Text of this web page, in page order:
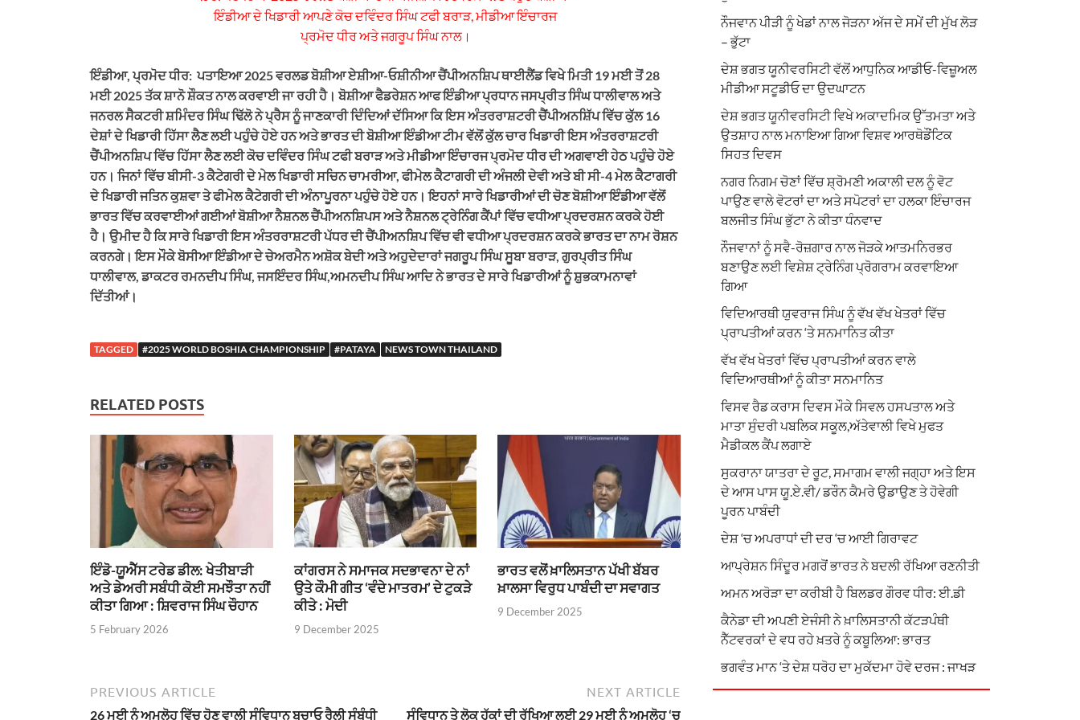
ਇੰਡੀਆ ਦੇ ਖਿਡਾਰੀ ਆਪਣੇ ਕੋਚ ਦਵਿੰਦਰ ਸਿੰਘ ਟਫੀ ਬਰਾੜ, ਮੀਡੀਆ ਇੰਚਾਰਜ
ਪ੍ਰਮੋਦ ਧੀਰ ਅਤੇ ਜਗਰੂਪ ਸਿੰਘ ਨਾਲ।
ਇੰਡੀਆ, ਪ੍ਰਮੋਦ ਧੀਰ: ਪਤਾਇਆ 2025 ਵਰਲਡ ਬੋਸ਼ੀਆ ਏਸ਼ੀਆ-ਓਸ਼ੀਨੀਆ ਚੈਂਪੀਅਨਸ਼ਿਪ ਥਾਈਲੈਂਡ ਵਿਖੇ ਮਿਤੀ 19 ਮਈ ਤੋਂ 28
ਮਈ 2025 ਤੱਕ ਸ਼ਾਨੋ ਸ਼ੌਕਤ ਨਾਲ ਕਰਵਾਈ ਜਾ ਰਹੀ ਹੈ। ਬੋਸ਼ੀਆ ਫੈਡਰੇਸ਼ਨ ਆਫ ਇੰਡੀਆ ਪ੍ਰਧਾਨ ਜਸਪ੍ਰੀਤ ਸਿੰਘ ਧਾਲੀਵਾਲ ਅਤੇ
ਜਨਰਲ ਸੈਕਟਰੀ ਸ਼ਮਿੰਦਰ ਸਿੰਘ ਢਿੱਲੋ ਨੇ ਪ੍ਰੈਸ ਨੂੰ ਜਾਣਕਾਰੀ ਦਿੰਦਿਆਂ ਦੱਸਿਆ ਕਿ ਇਸ ਅੰਤਰਰਾਸ਼ਟਰੀ ਚੈਂਪੀਅਨਸ਼ਿੱਪ ਵਿੱਚ ਕੁੱਲ 16
ਦੇਸ਼ਾਂ ਦੇ ਖਿਡਾਰੀ ਹਿੱਸਾ ਲੈਣ ਲਈ ਪਹੁੰਚੇ ਹੋਏ ਹਨ ਅਤੇ ਭਾਰਤ ਦੀ ਬੋਸ਼ੀਆ ਇੰਡੀਆ ਟੀਮ ਵੱਲੋਂ ਕੁੱਲ ਚਾਰ ਖਿਡਾਰੀ ਇਸ ਅੰਤਰਰਾਸ਼ਟਰੀ
ਚੈਂਪੀਅਨਸ਼ਿਪ ਵਿੱਚ ਹਿੱਸਾ ਲੈਣ ਲਈ ਕੋਚ ਦਵਿੰਦਰ ਸਿੰਘ ਟਫੀ ਬਰਾੜ ਅਤੇ ਮੀਡੀਆ ਇੰਚਾਰਜ ਪ੍ਰਮੋਦ ਧੀਰ ਦੀ ਅਗਵਾਈ ਹੇਠ ਪਹੁੰਚੇ ਹੋਏ
ਹਨ। ਜਿਨਾਂ ਵਿੱਚ ਬੀਸੀ-3 ਕੈਟੇਗਰੀ ਦੇ ਮੇਲ ਖਿਡਾਰੀ ਸਚਿਨ ਚਾਮਰੀਆ, ਫੀਮੇਲ ਕੈਟਾਗਰੀ ਦੀ ਅੰਜਲੀ ਦੇਵੀ ਅਤੇ ਬੀ ਸੀ-4 ਮੇਲ ਕੈਟਾਗਰੀ
ਦੇ ਖਿਡਾਰੀ ਜਤਿਨ ਕੁਸ਼ਵਾ ਤੇ ਫੀਮੇਲ ਕੈਟੇਗਰੀ ਦੀ ਅੰਨਾਪੂਰਨਾ ਪਹੁੰਚੇ ਹੋਏ ਹਨ। ਇਹਨਾਂ ਸਾਰੇ ਖਿਡਾਰੀਆਂ ਦੀ ਚੋਣ ਬੋਸ਼ੀਆ ਇੰਡੀਆ ਵੱਲੋਂ
ਭਾਰਤ ਵਿੱਚ ਕਰਵਾਈਆਂ ਗਈਆਂ ਬੋਸ਼ੀਆ ਨੈਸ਼ਨਲ ਚੈਂਪੀਅਨਸ਼ਿਪਸ ਅਤੇ ਨੈਸ਼ਨਲ ਟ੍ਰੇਨਿੰਗ ਕੈਂਪਾਂ ਵਿੱਚ ਵਧੀਆ ਪ੍ਰਦਰਸ਼ਨ ਕਰਕੇ ਹੋਈ
ਹੈ। ਉਮੀਦ ਹੈ ਕਿ ਸਾਰੇ ਖਿਡਾਰੀ ਇਸ ਅੰਤਰਰਾਸ਼ਟਰੀ ਪੱਧਰ ਦੀ ਚੈਂਪੀਅਨਸ਼ਿਪ ਵਿੱਚ ਵੀ ਵਧੀਆ ਪ੍ਰਦਰਸ਼ਨ ਕਰਕੇ ਭਾਰਤ ਦਾ ਨਾਮ ਰੋਸ਼ਨ
ਕਰਨਗੇ। ਇਸ ਮੌਕੇ ਬੋਸੀਆ ਇੰਡੀਆ ਦੇ ਚੇਅਰਮੈਨ ਅਸ਼ੋਕ ਬੇਦੀ ਅਤੇ ਅਹੁਦੇਦਾਰਾਂ ਜਗਰੂਪ ਸਿੰਘ ਸੂਬਾ ਬਰਾੜ, ਗੁਰਪ੍ਰੀਤ ਸਿੰਘ
ਧਾਲੀਵਾਲ, ਡਾਕਟਰ ਰਮਨਦੀਪ ਸਿੰਘ, ਜਸਇੰਦਰ ਸਿੰਘ,ਅਮਨਦੀਪ ਸਿੰਘ ਆਦਿ ਨੇ ਭਾਰਤ ਦੇ ਸਾਰੇ ਖਿਡਾਰੀਆਂ ਨੂੰ ਸ਼ੁਭਕਾਮਨਾਵਾਂ
ਦਿੱਤੀਆਂ।
TAGGED #2025 WORLD BOSHIA CHAMPIONSHIP #PATAYA NEWS TOWN THAILAND
RELATED POSTS
ਇੰਡੋ-ਯੂਐੱਸ ਟਰੇਡ ਡੀਲ: ਖੇਤੀਬਾੜੀ
ਅਤੇ ਡੇਅਰੀ ਸਬੰਧੀ ਕੋਈ ਸਮਝੌਤਾ ਨਹੀਂ
ਕੀਤਾ ਗਿਆ : ਸ਼ਿਵਰਾਜ ਸਿੰਘ ਚੌਹਾਨ
5 February 2026
ਕਾਂਗਰਸ ਨੇ ਸਮਾਜਕ ਸਦਭਾਵਨਾ ਦੇ ਨਾਂ
ਉਤੇ ਕੌਮੀ ਗੀਤ ‘ਵੰਦੇ ਮਾਤਰਮ’ ਦੇ ਟੁਕੜੇ
ਕੀਤੇ : ਮੋਦੀ
9 December 2025
ਭਾਰਤ ਵਲੋਂ ਖ਼ਾਲਿਸਤਾਨ ਪੱਖੀ ਬੱਬਰ
ਖ਼ਾਲਸਾ ਵਿਰੁਧ ਪਾਬੰਦੀ ਦਾ ਸਵਾਗਤ
9 December 2025
PREVIOUS ARTICLE
26 ਮਈ ਨੂੰ ਅਮਲੋਹ ਵਿੱਚ ਹੋਣ ਵਾਲੀ ਸੰਵਿਧਾਨ ਬਚਾਓ ਰੈਲੀ ਸੰਬੰਧੀ
NEXT ARTICLE
ਸੰਵਿਧਾਨ ਤੇ ਲੋਕ ਹੱਕਾਂ ਦੀ ਰੱਖਿਆ ਲਈ 29 ਮਈ ਨੂੰ ਅਮਲੋਹ ‘ਚ
ਨੌਜਵਾਨ ਪੀੜੀ ਨੂੰ ਖੇਡਾਂ ਨਾਲ ਜੋੜਨਾ ਅੱਜ ਦੇ ਸਮੇਂ ਦੀ ਮੁੱਖ ਲੋੜ
– ਭੁੱਟਾ
ਦੇਸ਼ ਭਗਤ ਯੂਨੀਵਰਸਿਟੀ ਵੱਲੋਂ ਆਧੁਨਿਕ ਆਡੀਓ-ਵਿਜ਼ੂਅਲ
ਮੀਡੀਆ ਸਟੂਡੀਓ ਦਾ ਉਦਘਾਟਨ
ਦੇਸ਼ ਭਗਤ ਯੂਨੀਵਰਸਿਟੀ ਵਿਖੇ ਅਕਾਦਮਿਕ ਉੱਤਮਤਾ ਅਤੇ
ਉਤਸ਼ਾਹ ਨਾਲ ਮਨਾਇਆ ਗਿਆ ਵਿਸ਼ਵ ਆਰਥੋਡੌਂਟਿਕ
ਸਿਹਤ ਦਿਵਸ
ਨਗਰ ਨਿਗਮ ਚੋਣਾਂ ਵਿੱਚ ਸ਼੍ਰੋਮਣੀ ਅਕਾਲੀ ਦਲ ਨੂੰ ਵੋਟ
ਪਾਉਣ ਵਾਲੇ ਵੋਟਰਾਂ ਦਾ ਅਤੇ ਸਪੋਟਰਾਂ ਦਾ ਹਲਕਾ ਇੰਚਾਰਜ
ਬਲਜੀਤ ਸਿੰਘ ਭੁੱਟਾ ਨੇ ਕੀਤਾ ਧੰਨਵਾਦ
ਨੌਜਵਾਨਾਂ ਨੂੰ ਸਵੈ-ਰੋਜ਼ਗਾਰ ਨਾਲ ਜੋੜਕੇ ਆਤਮਨਿਰਭਰ
ਬਣਾਉਣ ਲਈ ਵਿਸ਼ੇਸ਼ ਟ੍ਰੇਨਿੰਗ ਪ੍ਰੋਗਰਾਮ ਕਰਵਾਇਆ
ਗਿਆ
ਵਿਦਿਆਰਥੀ ਯੁਵਰਾਜ ਸਿੰਘ ਨੂੰ ਵੱਖ ਵੱਖ ਖੇਤਰਾਂ ਵਿੱਚ
ਪ੍ਰਾਪਤੀਆਂ ਕਰਨ ‘ਤੇ ਸਨਮਾਨਿਤ ਕੀਤਾ
ਵੱਖ ਵੱਖ ਖੇਤਰਾਂ ਵਿੱਚ ਪ੍ਰਾਪਤੀਆਂ ਕਰਨ ਵਾਲੇ
ਵਿਦਿਆਰਥੀਆਂ ਨੂੰ ਕੀਤਾ ਸਨਮਾਨਿਤ
ਵਿਸਵ ਰੈਡ ਕਰਾਸ ਦਿਵਸ ਮੌਕੇ ਸਿਵਲ ਹਸਪਤਾਲ ਅਤੇ
ਮਾਤਾ ਸੁੰਦਰੀ ਪਬਲਿਕ ਸਕੂਲ,ਅੱਤੇਵਾਲੀ ਵਿਖੇ ਮੁਫਤ
ਮੈਡੀਕਲ ਕੈਂਪ ਲਗਾਏ
ਸੁਕਰਾਨਾ ਯਾਤਰਾ ਦੇ ਰੂਟ, ਸਮਾਗਮ ਵਾਲੀ ਜਗ੍ਹਾ ਅਤੇ ਇਸ
ਦੇ ਆਸ ਪਾਸ ਯੂ.ਏ.ਵੀ/ ਡਰੌਨ ਕੈਮਰੇ ਉਡਾਉਣ ਤੇ ਹੋਵੇਗੀ
ਪੂਰਨ ਪਾਬੰਦੀ
ਦੇਸ਼ ‘ਚ ਅਪਰਾਧਾਂ ਦੀ ਦਰ ‘ਚ ਆਈ ਗਿਰਾਵਟ
ਆਪ੍ਰੇਸ਼ਨ ਸਿੰਦੂਰ ਮਗਰੋਂ ਭਾਰਤ ਨੇ ਬਦਲੀ ਰੱਖਿਆ ਰਣਨੀਤੀ
ਅਮਨ ਅਰੋੜਾ ਦਾ ਕਰੀਬੀ ਹੈ ਬਿਲਡਰ ਗੌਰਵ ਧੀਰ: ਈ.ਡੀ
ਕੈਨੇਡਾ ਦੀ ਅਪਣੀ ਏਜੰਸੀ ਨੇ ਖ਼ਾਲਿਸਤਾਨੀ ਕੱਟੜਪੰਥੀ
ਨੈੱਟਵਰਕਾਂ ਦੇ ਵਧ ਰਹੇ ਖ਼ਤਰੇ ਨੂੰ ਕਬੂਲਿਆ: ਭਾਰਤ
ਭਗਵੰਤ ਮਾਨ ‘ਤੇ ਦੇਸ਼ ਧਰੋਹ ਦਾ ਮੁਕੱਦਮਾ ਹੋਵੇ ਦਰਜ : ਜਾਖੜ